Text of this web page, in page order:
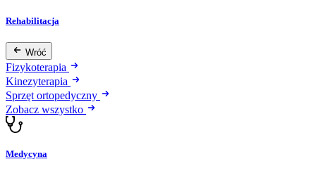
Rehabilitacja
Wróć
Fizykoterapia
Kinezyterapia
Sprzęt ortopedyczny
Zobacz wszystko
Medycyna